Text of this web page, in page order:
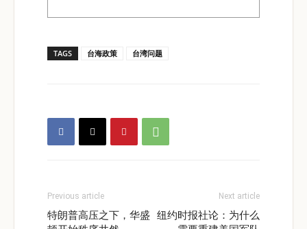
TAGS 台海政策 台湾问题
Previous article
特朗普高压之下，华盛
Next article
纽约时报社论：为什么